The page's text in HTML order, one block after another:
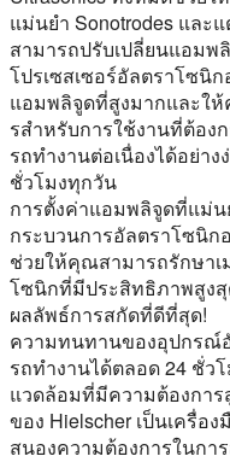
แม่นยํา Sonotrodes และ
สามารถปรับเปลี่ยนแอมพ
โปรเซสเซอร์อัลตราโซนิ
แอมพลิจูดที่สูงมากและใ
รสําหรับการใช้งานที่ต้อง
รถทํางานต่อเนื่องได้อย่า
ชั่วโมงทุกวัน
การตั้งค่าแอมพลิจูดที่แม่น
กระบวนการอัลตราโซนิก
ช่วยให้คุณสามารถรักษา
โซนิกที่มีประสิทธิภาพสูง
ผลลัพธ์การสกัดที่ดีที่สุด!
ความทนทานของอุปกรณ์
รถทํางานได้ตลอด 24 ชั่ว
แวดล้อมที่มีความต้องกา
ของ Hielscher เป็นเครื่อ
สนองความต้องการในก